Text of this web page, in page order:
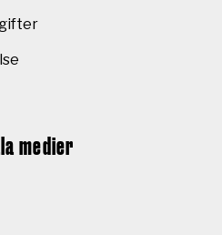
medier